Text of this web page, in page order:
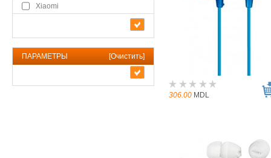
Xiaomi
ПАРАМЕТРЫ [Очистить]
306.00 MDL